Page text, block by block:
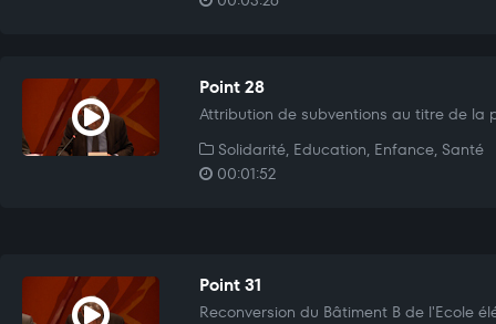
Point 28
Attribution de subventions au titre de la
Solidarité, Education, Enfance, Santé
00:01:52
Point 31
Reconversion du Bâtiment B de l'Ecole